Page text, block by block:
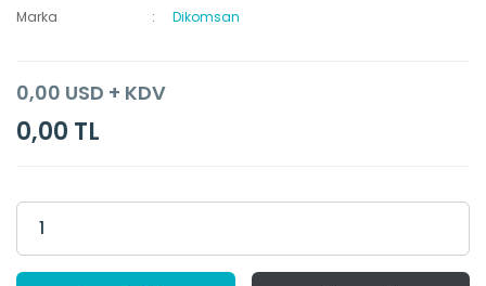
Marka
Dikomsan
0,00 USD + KDV
0,00 TL